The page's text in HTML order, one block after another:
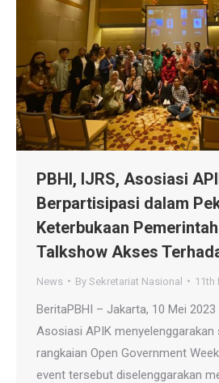
PBHI, IJRS, Asosiasi
Berpartisipasi dalam
Keterbukaan
Talkshow Akses
News By Sekretariat Nasional 11th
BeritaPBHI – Jakarta, 10 Mei
Asosiasi APIK menyelenggarakan
rangkaian Open Government
event tersebut diselenggarakan